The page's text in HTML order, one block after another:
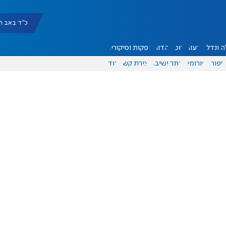
כ"ד באב תשפ"ו
ונדל"ן דעות אוכל יהדות הפקות וסיקורים
ספורט פורומים אתר ישיבה יצירת קשר עוד